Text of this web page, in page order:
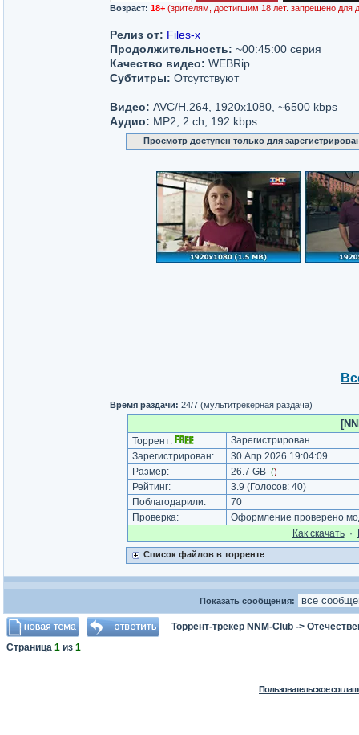
Возраст: 18+ (зрителям, достигшим 18 лет. запрещено для
Релиз от: Files-x
Продолжительность: ~00:45:00 серия
Качество видео: WEBRip
Субтитры: Отсутствуют
Видео: AVC/H.264, 1920x1080, ~6500 kbps
Аудио: MP2, 2 ch, 192 kbps
Просмотр доступен только для
Время раздачи: 24/7 (мультитрекерная раздача)
Торрент:
Зарегистрирован
Зарегистрирован:
30 Апр 2026 19:04:09
Размер:
26.7 GB ()
Рейтинг: 3.9 (Голосов: 40)
Поблагодарили:
70
Проверка:
Оформление проверено
Как cкачать·
Список файлов в торренте
Показать сообщения:
Торрент-трекер NNM-Club ->
Страница 1 из 1
Пользовательское